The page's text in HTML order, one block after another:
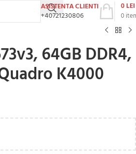
ASISTENTA CLIENTI
+40721230806
0
0 LEI
64GB DDR4,
K4000